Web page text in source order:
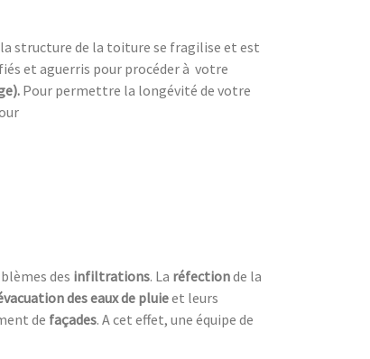
la structure de la toiture se fragilise et est
et aguerris pour procéder à votre
Pour permettre la longévité de votre
des infiltrations. La réfectionde la
des eaux de pluieet leurs
de façades. A cet effet, une équipe de